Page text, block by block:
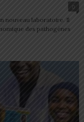
0
nouveau laboratoire. Il
des pathogènes